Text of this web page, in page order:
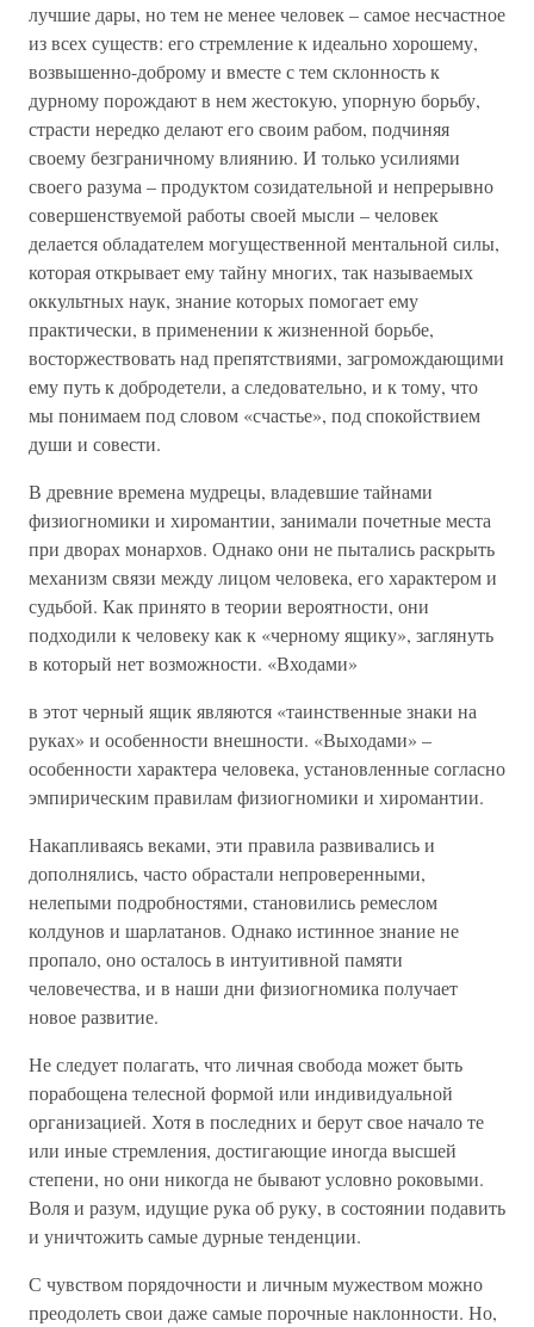
лучшие дары, но тем не менее человек – самое несчастное
из всех существ: его стремление к идеально хорошему,
возвышенно-доброму и вместе с тем склонность к
дурному порождают в нем жестокую, упорную борьбу,
страсти нередко делают его своим рабом, подчиняя
своему безграничному влиянию. И только усилиями
своего разума – продуктом созидательной и непрерывно
совершенствуемой работы своей мысли – человек
делается обладателем могущественной ментальной силы,
которая открывает ему тайну многих, так называемых
оккультных наук, знание которых помогает ему
практически, в применении к жизненной борьбе,
восторжествовать над препятствиями, загромождающими
ему путь к добродетели, а следовательно, и к тому, что
мы понимаем под словом «счастье», под спокойствием
души и совести.
В древние времена мудрецы, владевшие тайнами
физиогномики и хиромантии, занимали почетные места
при дворах монархов. Однако они не пытались раскрыть
механизм связи между лицом человека, его характером и
судьбой. Как принято в теории вероятности, они
подходили к человеку как к «черному ящику», заглянуть
в который нет возможности. «Входами»
в этот черный ящик являются «таинственные знаки на
руках» и особенности внешности. «Выходами» –
особенности характера человека, установленные согласно
эмпирическим правилам физиогномики и хиромантии.
Накапливаясь веками, эти правила развивались и
дополнялись, часто обрастали непроверенными,
нелепыми подробностями, становились ремеслом
колдунов и шарлатанов. Однако истинное знание не
пропало, оно осталось в интуитивной памяти
человечества, и в наши дни физиогномика получает
новое развитие.
Не следует полагать, что личная свобода может быть
порабощена телесной формой или индивидуальной
организацией. Хотя в последних и берут свое начало те
или иные стремления, достигающие иногда высшей
степени, но они никогда не бывают условно роковыми.
Воля и разум, идущие рука об руку, в состоянии подавить
и уничтожить самые дурные тенденции.
С чувством порядочности и личным мужеством можно
преодолеть свои даже самые порочные наклонности. Но,